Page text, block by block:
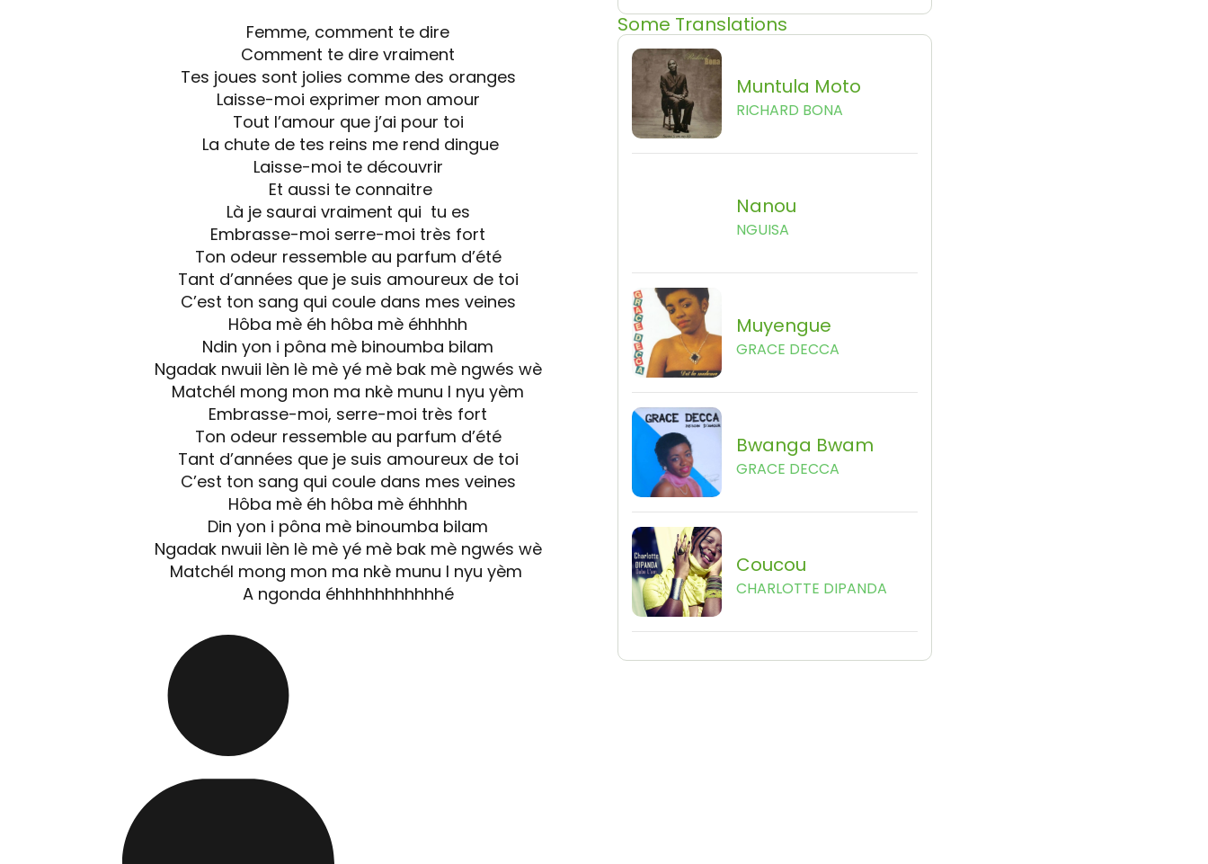
Femme, comment te dire
Comment te dire vraiment
Tes joues sont jolies comme des oranges
Laisse-moi exprimer mon amour
Tout l’amour que j’ai pour toi
La chute de tes reins me rend dingue
Laisse-moi te découvrir
Et aussi te connaitre
Là je saurai vraiment qui tu es
Embrasse-moi serre-moi très fort
Ton odeur ressemble au parfum d’été
Tant d’années que je suis amoureux de toi
C’est ton sang qui coule dans mes veines
Hôba mè éh hôba mè éhhhhh
Ndin yon i pôna mè binoumba bilam
Ngadak nwuii lèn lè mè yé mè bak mè ngwés wè
Matchél mong mon ma nkè munu I nyu yèm
Embrasse-moi, serre-moi très fort
Ton odeur ressemble au parfum d’été
Tant d’années que je suis amoureux de toi
C’est ton sang qui coule dans mes veines
Hôba mè éh hôba mè éhhhhh
Din yon i pôna mè binoumba bilam
Ngadak nwuii lèn lè mè yé mè bak mè ngwés wè
Matchél mong mon ma nkè munu I nyu yèm
A ngonda éhhhhhhhhhhhé
Some Translations
Muntula Moto
RICHARD BONA
Nanou
NGUISA
Muyengue
GRACE DECCA
Bwanga Bwam
GRACE DECCA
Coucou
CHARLOTTE DIPANDA